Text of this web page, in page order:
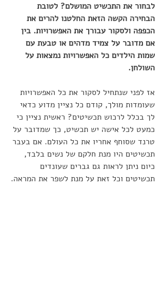
לבחור את התכשיט המושלם? לטובת
הבחירה הקשה הזאת החלטנו להרים את
הכפפה ולסקור עבורך את האפשרויות. בין
אם מדובר על צמיד מדהים או טבעת עם
שמות הילדים כל האפשרויות נמצאות על
השולחן.
אז לפני שנתחיל לסקור את כל האפשרויות
שעומדות מולך, קודם כל נציין מדוע כדאי
לך בכלל לרכוש תכשיטים? ראשית נציין כי
כמעט לכל אישה יש תכשיט, כך שמדובר על
טרנד שסוחף אחריו את כל העולם. אם בעבר
תכשיטים היו מנת חלקם של נשים בלבד,
כיום ניתן לראות גם גברים שעונדים
תכשיטים וכל זאת על מנת לשפר את המראה.